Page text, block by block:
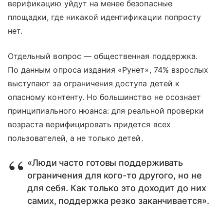
верификацию уйдут на менее безопасные
площадки, где никакой идентификации попросту
нет.
Отдельный вопрос — общественная поддержка.
По данным опроса издания «Рунет», 74% взрослых
выступают за ограничения доступа детей к
опасному контенту. Но большинство не осознает
принципиального нюанса: для реальной проверки
возраста верифицировать придется всех
пользователей, а не только детей.
«Люди часто готовы поддерживать
ограничения для кого-то другого, но не
для себя. Как только это доходит до них
самих, поддержка резко заканчивается».